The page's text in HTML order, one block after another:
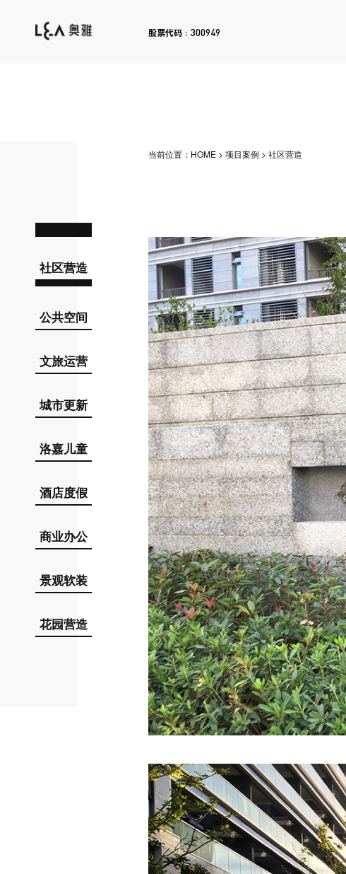
股票代码： 300949
社区营造
公共空间
文旅运营
城市更新
洛嘉儿童
酒店度假
商业办公
景观软装
花园营造
当前位置： HOME > 项目案例 > 社区营造